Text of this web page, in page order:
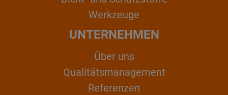
Werkzeuge
UNTERNEHMEN
Über uns
Qualitätsmanagement
Referenzen